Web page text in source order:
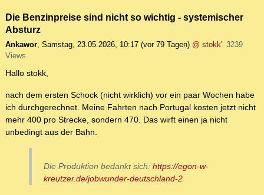
Die Benzinpreise sind nicht so wichtig - systemischer
Absturz
Ankawor, Samstag, 23.05.2026, 10:17 (vor 79 Tagen) @ stokk' 3239
Views
Hallo stokk,
nach dem ersten Schock (nicht wirklich) vor ein paar Wochen habe
ich durchgerechnet. Meine Fahrten nach Portugal kosten jetzt nicht
mehr 400 pro Strecke, sondern 470. Das wirft einen ja nicht
unbedingt aus der Bahn.
Die Produktion bedankt sich: https://egon-w-
kreutzer.de/jobwunder-deutschland-2